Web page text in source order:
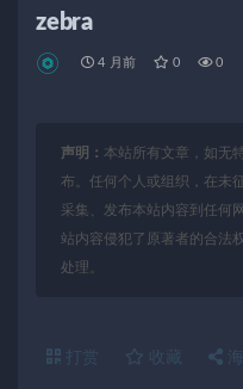
zebra
4 月前 0 0
声明： 本站所有文章，如无
布。任何个人或组织，在未
采集、发布本站内容到任何
站内容侵犯了原著者的合法
处理。
打赏 收藏